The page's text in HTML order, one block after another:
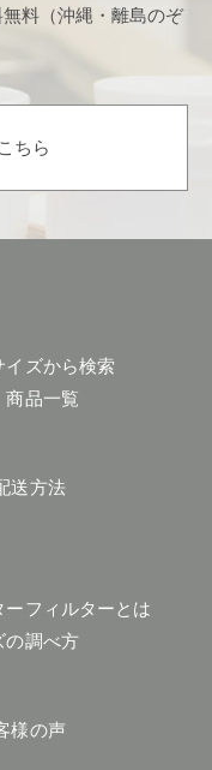
料（沖縄・離島のぞ
ちら
ズから検索
商品一覧
送方法
ーフィルターとは
の調べ方
様の声